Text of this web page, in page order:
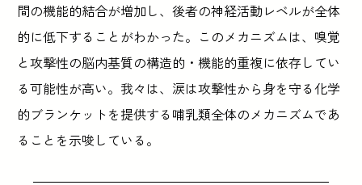
間の機能的結合が増加し、後者の神経活動レベルが全体
的に低下することがわかった。このメカニズムは、嗅覚
と攻撃性の脳内基質の構造的・機能的重複に依存してい
る可能性が高い。我々は、涙は攻撃性から身を守る化学
的ブランケットを提供する哺乳類全体のメカニズムであ
ることを示唆している。